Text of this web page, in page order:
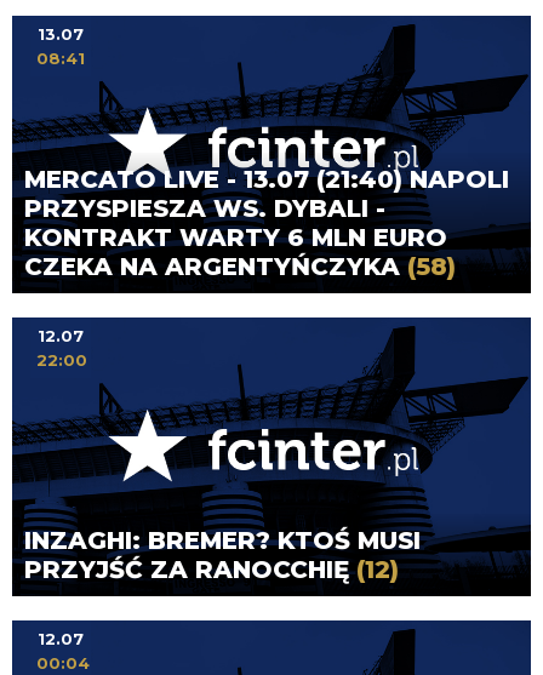
MERCATO LIVE - 13.07 (21:40) NAPOLI
PRZYSPIESZA WS. DYBALI -
KONTRAKT WARTY 6 MLN EURO
CZEKA NA ARGENTYŃCZYKA (58)
13.07
08:41
INZAGHI: BREMER? KTOŚ MUSI
PRZYJŚĆ ZA RANOCCHIĘ(12)
12.07
22:00
12.07
00:04